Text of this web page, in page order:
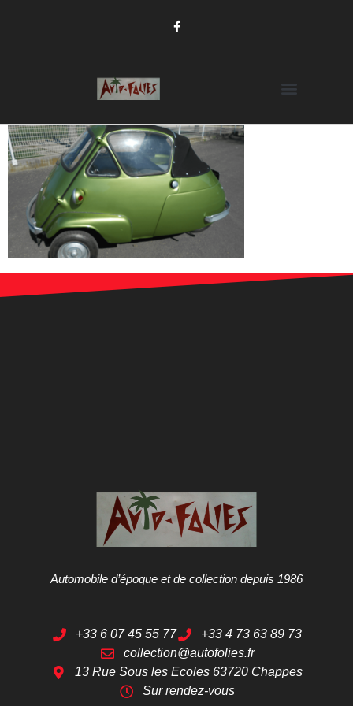
Automobile d’époque et de collection depuis 1986
+33 6 07 45 55 77
+33 4 73 63 89 73
collection@autofolies.fr
13 Rue Sous les Ecoles 63720 Chappes
Sur rendez-vous